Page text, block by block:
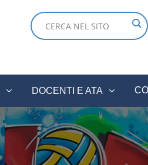
DOCENTI E ATA